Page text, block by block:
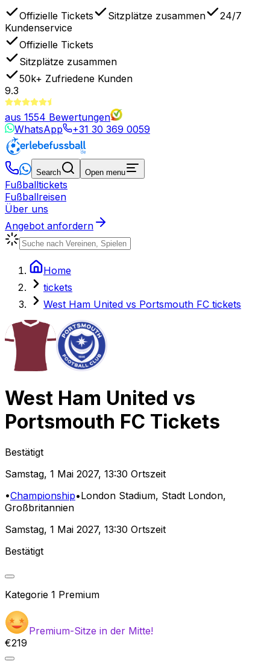
Offizielle Tickets Sitzplätze zusammen
24/7
Kundenservice
Offizielle Tickets
Sitzplätze zusammen
50k+ Zufriedene Kunden
9.3
aus 1554 Bewertungen
WhatsApp
+31 30 369 0059
Search Open menu
Fußballtickets
Fußballreisen
Über uns
Angebot anfordern
Home
tickets
West Ham United vs Portsmouth FC tickets
West Ham United vs
Portsmouth FC Tickets
Bestätigt
Samstag, 1 Mai 2027, 13:30 Ortszeit
•Championship•London Stadium, Stadt London,
Großbritannien
Samstag, 1 Mai 2027, 13:30 Ortszeit
Bestätigt
Kategorie 1 Premium
Premium-Sitze in der Mitte!
€219